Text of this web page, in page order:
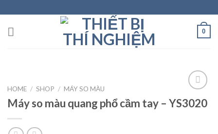
to
content
0
HOME / SHOP / MÁY SO MÀU
Máy so màu quang phổ cầm tay – YS3020